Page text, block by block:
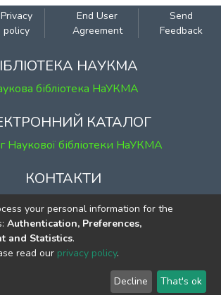
Privacy
policy
End User
Agreement
Send
Feedback
НАУКМА
бібліотека НаУКМА
КАТАЛОГ
Наукової бібліотеки НаУКМА
КОНТАКТИ
вул. Григорія Сковороди, 2
к. 1, к. 120
тел. (044) 463-69-31
ekmair@ukma.edu.ua
your personal information for the
Authentication, Preferences,
and Statistics.
read our privacy policy.
Decline That's ok